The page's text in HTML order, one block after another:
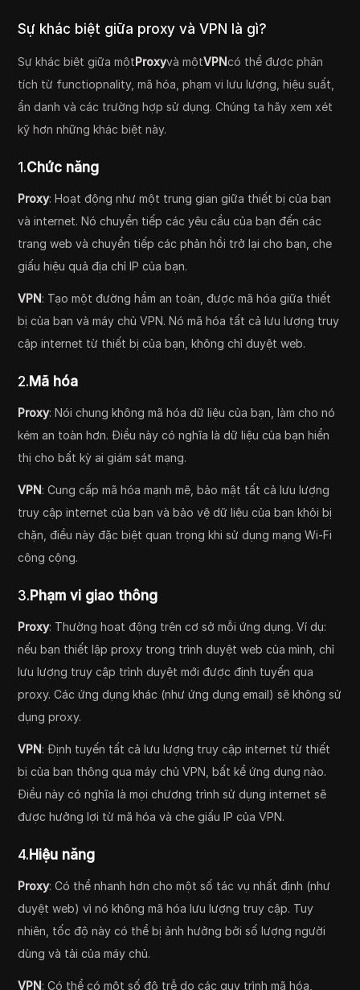
Sự khác biệt giữa proxy và VPN là gì?
Sự khác biệt giữa mộtProxyvà mộtVPNcó thể được phân
tích từ functiopnality, mã hóa, phạm vi lưu lượng, hiệu suất,
ẩn danh và các trường hợp sử dụng. Chúng ta hãy xem xét
kỹ hơn những khác biệt này.
1.Chức năng
Proxy: Hoạt động như một trung gian giữa thiết bị của bạn
và internet. Nó chuyển tiếp các yêu cầu của bạn đến các
trang web và chuyển tiếp các phản hồi trở lại cho bạn, che
giấu hiệu quả địa chỉ IP của bạn.
VPN: Tạo một đường hầm an toàn, được mã hóa giữa thiết
bị của bạn và máy chủ VPN. Nó mã hóa tất cả lưu lượng truy
cập internet từ thiết bị của bạn, không chỉ duyệt web.
2. Mã hóa
Proxy: Nói chung không mã hóa dữ liệu của bạn, làm cho nó
kém an toàn hơn. Điều này có nghĩa là dữ liệu của bạn hiển
thị cho bất kỳ ai giám sát mạng.
VPN: Cung cấp mã hóa mạnh mẽ, bảo mật tất cả lưu lượng
truy cập internet của bạn và bảo vệ dữ liệu của bạn khỏi bị
chặn, điều này đặc biệt quan trọng khi sử dụng mạng Wi-Fi
công cộng.
3. Phạm vi giao thông
Proxy: Thường hoạt động trên cơ sở mỗi ứng dụng. Ví dụ:
nếu bạn thiết lập proxy trong trình duyệt web của mình, chỉ
lưu lượng truy cập trình duyệt mới được định tuyến qua
proxy. Các ứng dụng khác (như ứng dụng email) sẽ không sử
dụng proxy.
VPN: Định tuyến tất cả lưu lượng truy cập internet từ thiết
bị của bạn thông qua máy chủ VPN, bất kể ứng dụng nào.
Điều này có nghĩa là mọi chương trình sử dụng internet sẽ
được hưởng lợi từ mã hóa và che giấu IP của VPN.
4. Hiệu năng
Proxy: Có thể nhanh hơn cho một số tác vụ nhất định (như
duyệt web) vì nó không mã hóa lưu lượng truy cập. Tuy
nhiên, tốc độ này có thể bị ảnh hưởng bởi số lượng người
dùng và tải của máy chủ.
VPN: Có thể có một số độ trễ do các quy trình mã hóa,